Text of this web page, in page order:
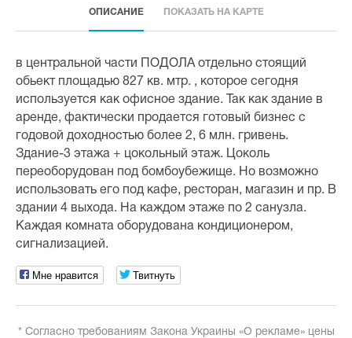
ОПИСАНИЕ ПОКАЗАТЬ НА КАРТЕ
в центральной части ПОДОЛА отдельно стоящий
обьект площадью 827 кв. мтр. , которое сегодня
используется как офисное здание. Так как здание в
аренде, фактически продается готовый бизнес с
годовой доходностью более 2, 6 млн. гривень.
Здание-3 этажа + цокольный этаж. Цоколь
переоборудован под бомбоубежище. Но возможно
использовать его под кафе, ресторан, магазин и пр. В
здании 4 выхода. На каждом этаже по 2 санузла.
Каждая комната оборудована кондиционером,
сигнализацией.
Мне нравится Твитнуть
* Согласно требованиям Закона Украины «О рекламе» цены